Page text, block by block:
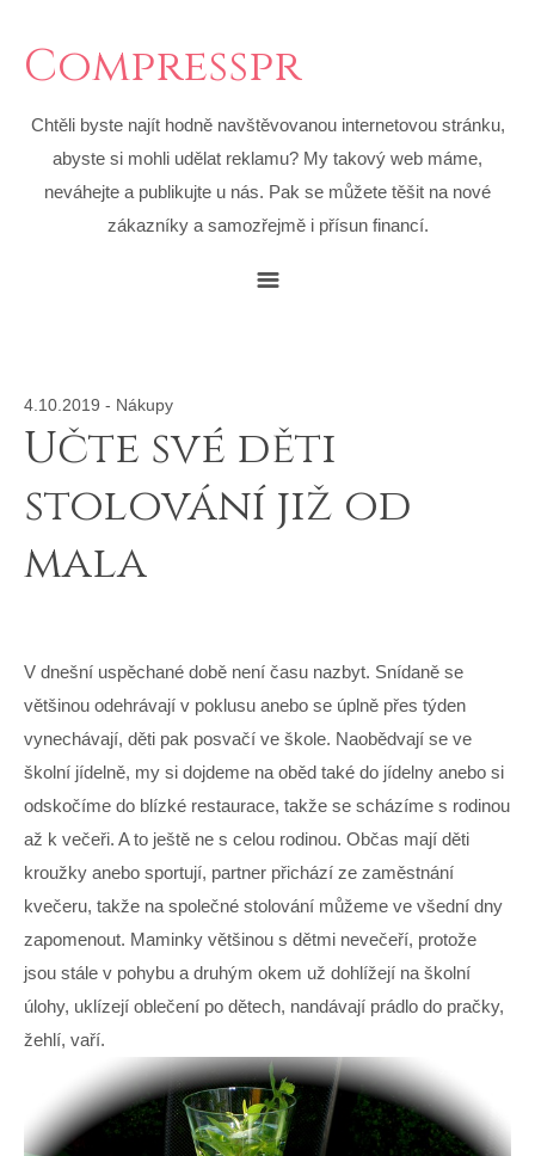
Compresspr
Chtěli byste najít hodně navštěvovanou internetovou stránku,
abyste si mohli udělat reklamu? My takový web máme,
neváhejte a publikujte u nás. Pak se můžete těšit na nové
zákazníky a samozřejmě i přísun financí.
4.10.2019 - Nákupy
Učte své děti
stolování již od
mala
V dnešní uspěchané době není času nazbyt. Snídaně se
většinou odehrávají v poklusu anebo se úplně přes týden
vynechávají, děti pak posvačí ve škole. Naobědvají se ve
školní jídelně, my si dojdeme na oběd také do jídelny anebo si
odskočíme do blízké restaurace, takže se scházíme s rodinou
až k večeři. A to ještě ne s celou rodinou. Občas mají děti
kroužky anebo sportují, partner přichází ze zaměstnání
kvečeru, takže na společné stolování můžeme ve všední dny
zapomenout. Maminky většinou s dětmi nevečeří, protože
jsou stále v pohybu a druhým okem už dohlížejí na školní
úlohy, uklízejí oblečení po dětech, nandávají prádlo do pračky,
žehlí, vaří.